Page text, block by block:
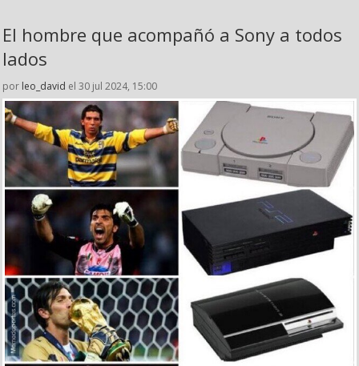
El hombre que acompañó a Sony a todos
lados
por leo_david el 30 jul 2024, 15:00